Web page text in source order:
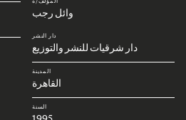
وائل رجب
دار النشر
دار شرقيات للنشر والتوزيع
المدينة
القاهرة
السنة